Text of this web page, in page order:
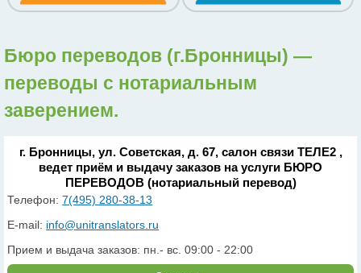
Бюро переводов (г.Бронницы) —
переводы с нотариальным
заверением.
г. Бронницы, ул. Советская, д. 67, салон связи ТЕЛЕ2 ,
ведет приём и выдачу заказов на услуги БЮРО
ПЕРЕВОДОВ (нотариальный перевод)
Телефон:7(495) 280-38-13
E-mail: info@unitranslators.ru
Прием и выдача заказов: пн.- вс. 09:00 - 22:00